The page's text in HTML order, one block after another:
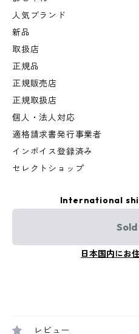
人気ブランド
新品
取扱店
正規品
正規販売店
正規取扱店
個人・法人対応
適格請求書発行事業者
インボイス登録済み
セレクトショップ
International
日本国内にお
レビュー